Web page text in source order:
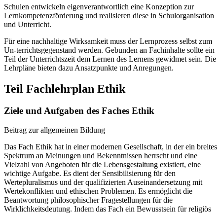
Schulen entwickeln eigenverantwortlich eine Konzeption zur
Lernkompetenzförderung und realisieren diese in Schulorganisation
und Unterricht.
Für eine nachhaltige Wirksamkeit muss der Lernprozess selbst zum
Un-terrichtsgegenstand werden. Gebunden an Fachinhalte sollte ein
Teil der Unterrichtszeit dem Lernen des Lernens gewidmet sein. Die
Lehrpläne bieten dazu Ansatzpunkte und Anregungen.
Teil Fachlehrplan Ethik
Ziele und Aufgaben des Faches Ethik
Beitrag zur allgemeinen Bildung
Das Fach Ethik hat in einer modernen Gesellschaft, in der ein breites
Spektrum an Meinungen und Bekenntnissen herrscht und eine
Vielzahl von Angeboten für die Lebensgestaltung existiert, eine
wichtige Aufgabe. Es dient der Sensibilisierung für den
Wertepluralismus und der qualifizierten Auseinandersetzung mit
Wertekonflikten und ethischen Problemen. Es ermöglicht die
Beantwortung philosophischer Fragestellungen für die
Wirklichkeitsdeutung. Indem das Fach ein Bewusstsein für religiös